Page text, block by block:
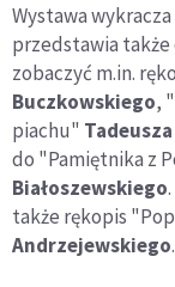
Wystawa
przedstawia także
zobaczyć m.in.
Buczkowskiego,
piachu"
do "Pamiętnika z
Białoszewskiego
także rękopis
Andrzejewskiego.